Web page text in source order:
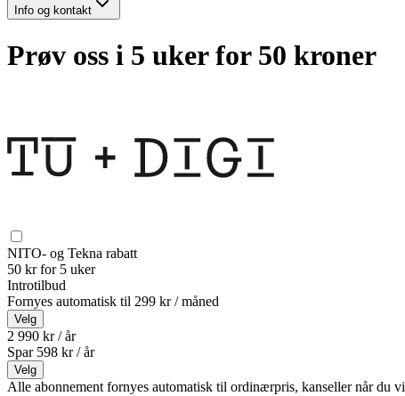
Info og kontakt
Prøv oss i 5 uker for 50 kroner
NITO- og Tekna rabatt
50 kr for 5 uker
Introtilbud
Fornyes automatisk til 299 kr / måned
Velg
2 990 kr / år
Spar 598 kr /år
Velg
Alle abonnement fornyes automatisk til ordinærpris, kanseller når du